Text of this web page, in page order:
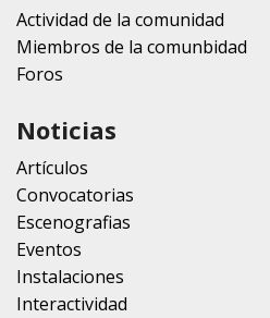
Actividad de la comunidad
Miembros de la comunbidad
Foros
Noticias
Artículos
Convocatorias
Escenografias
Eventos
Instalaciones
Interactividad